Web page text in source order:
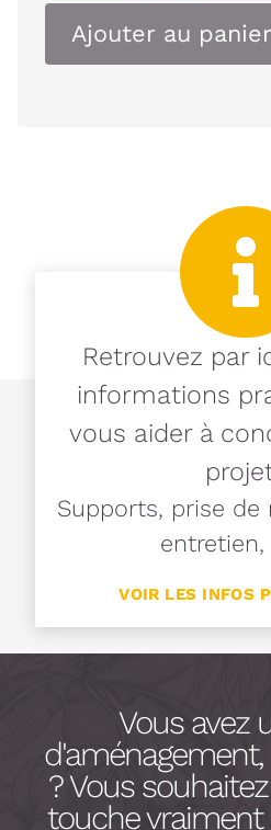
Ajouter au panier
Retrouvez par
informations
vous aider à
Supports, prise de
entretien,
VOIR LES INFOS
Vous avez
? Vous
touche vraiment